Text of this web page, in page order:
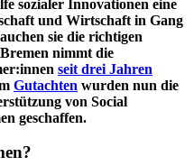
sozialer Innovationen eine
und Wirtschaft in Gang
sie die richtigen
nimmt die
seit drei Jahren
Gutachten wurden nun die
von Social
geschaffen.